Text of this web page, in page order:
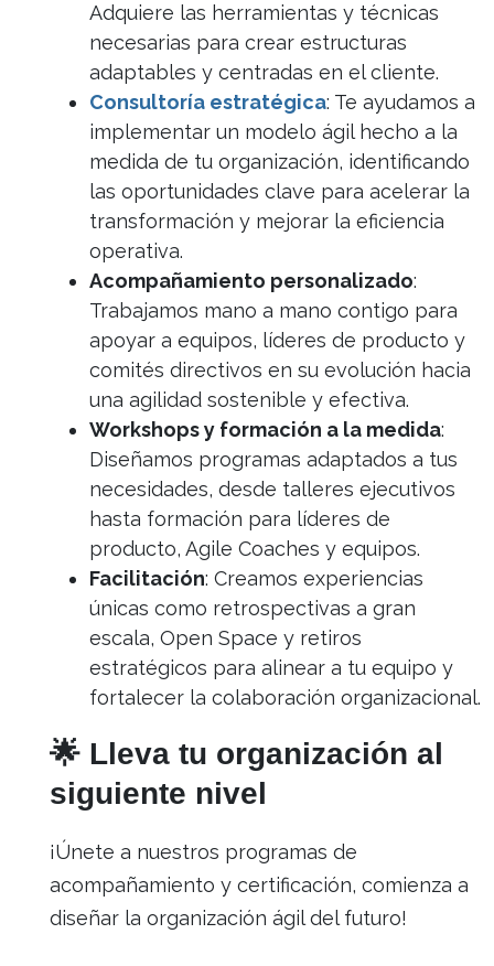
Adquiere las herramientas y técnicas
necesarias para crear estructuras
adaptables y centradas en el cliente.
Consultoría estratégica: Te ayudamos a
implementar un modelo ágil hecho a la
medida de tu organización, identificando
las oportunidades clave para acelerar la
transformación y mejorar la eficiencia
operativa.
Acompañamiento personalizado:
Trabajamos mano a mano contigo para
apoyar a equipos, líderes de producto y
comités directivos en su evolución hacia
una agilidad sostenible y efectiva.
Workshops y formación a la medida:
Diseñamos programas adaptados a tus
necesidades, desde talleres ejecutivos
hasta formación para líderes de
producto, Agile Coaches y equipos.
Facilitación: Creamos experiencias
únicas como retrospectivas a gran
escala, Open Space y retiros
estratégicos para alinear a tu equipo y
fortalecer la colaboración organizacional.
🌟 Lleva tu organización al
siguiente nivel
¡Únete a nuestros programas de
acompañamiento y certificación, comienza a
diseñar la organización ágil del futuro!